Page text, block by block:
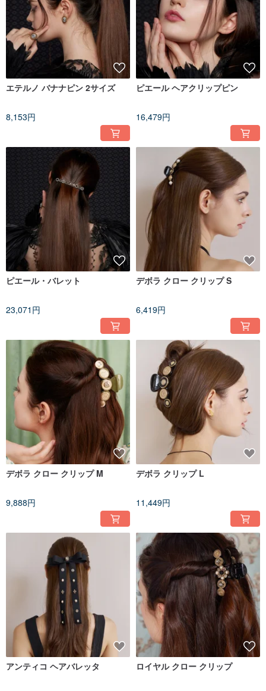
エテルノ バナナピン 2サイズ
8,153円
ピエール ヘアクリップピン
16,479円
ピエール・バレット
23,071円
デボラ クロー クリップ S
6,419円
デボラ クロー クリップ M
9,888円
デボラ クリップ L
11,449円
アンティコ ヘアバレッタ ロイヤル クロー クリップ